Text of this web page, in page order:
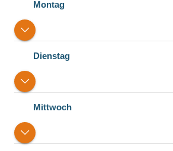
Montag
Dienstag
Mittwoch